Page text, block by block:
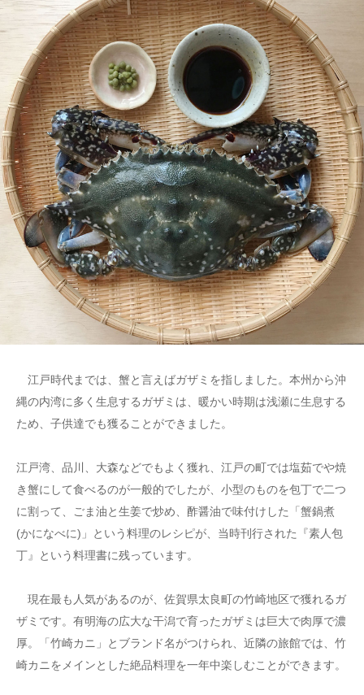
江戸時代までは、蟹と言えばガザミを指しました。本州から沖
縄の内湾に多く生息するガザミは、暖かい時期は浅瀬に生息する
ため、子供達でも獲ることができました。
江戸湾、品川、大森などでもよく獲れ、江戸の町では塩茹でや焼
き蟹にして食べるのが一般的でしたが、小型のものを包丁で二つ
に割って、ごま油と生姜で炒め、酢醤油で味付けした「蟹鍋煮
(かになべに)」という料理のレシピが、当時刊行された『素人包
丁』という料理書に残っています。
現在最も人気があるのが、佐賀県太良町の竹崎地区で獲れるガ
ザミです。有明海の広大な干潟で育ったガザミは巨大で肉厚で濃
厚。「竹崎カニ」とブランド名がつけられ、近隣の旅館では、竹
崎カニをメインとした絶品料理を一年中楽しむことができます。